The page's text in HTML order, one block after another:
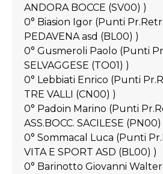
ANDORA BOCCE (SV00) )
0° Biasion Igor (Punti
PEDAVENA asd (BL00) )
0° Gusmeroli Paolo (Punti
SELVAGGESE (TO01) )
0° Lebbiati Enrico (Punti
TRE VALLI (CN00) )
0° Padoin Marino (Punti
ASS.BOCC. SACILESE (PN00)
0° Sommacal Luca (Punti
VITA E SPORT ASD (BL00) )
0° Barinotto Giovanni